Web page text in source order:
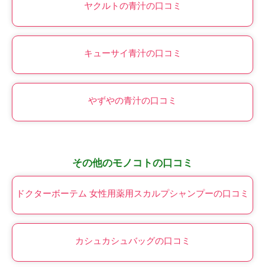
ヤクルトの青汁の口コミ
キューサイ青汁の口コミ
やずやの青汁の口コミ
その他のモノコトの口コミ
ドクターボーテム 女性用薬用スカルプシャンプーの口コミ
カシュカシュバッグの口コミ